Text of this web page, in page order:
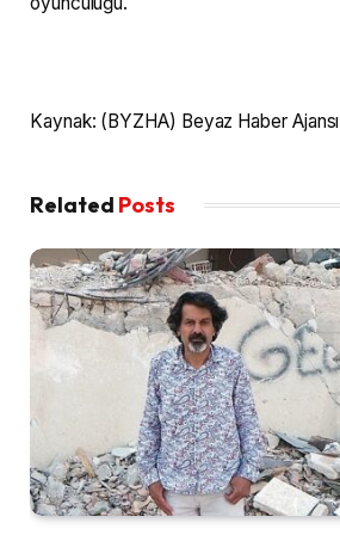
Kaynak: (BYZHA) Beyaz Haber Ajansı
Related Posts